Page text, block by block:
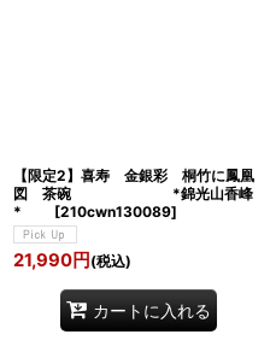
【限定2】喜寿 金銀彩 桐竹に鳳凰
図 茶碗 *錦光山香峰
*
[210cwn130089]
21,990円 (税込)
カートに入れる